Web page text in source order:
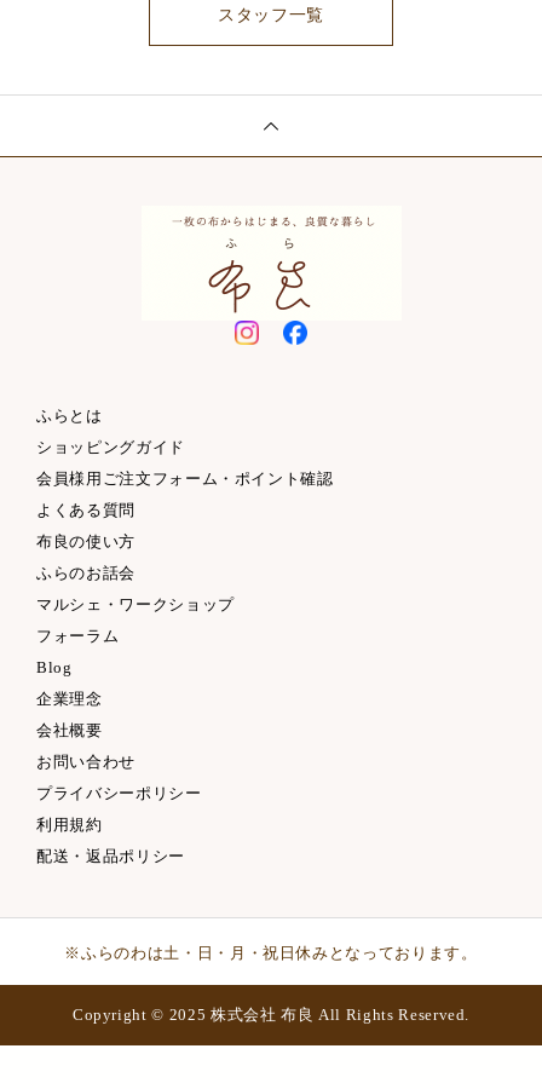
スタッフ一覧
ふらとは
ショッピングガイド
会員様用ご注文フォーム・ポイント確認
よくある質問
布良の使い方
ふらのお話会
マルシェ・ワークショップ
フォーラム
Blog
企業理念
会社概要
お問い合わせ
プライバシーポリシー
利用規約
配送・返品ポリシー
※ふらのわは土・日・月・祝日休みとなっております。
Copyright © 2025 株式会社 布良 All Rights Reserved.